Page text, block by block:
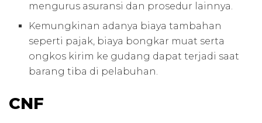
mengurus asuransi dan prosedur lainnya.
Kemungkinan adanya biaya tambahan
seperti pajak, biaya bongkar muat serta
ongkos kirim ke gudang dapat terjadi saat
barang tiba di pelabuhan.
CNF